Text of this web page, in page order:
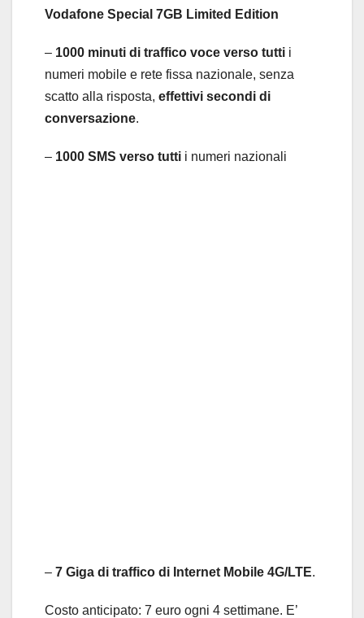
Vodafone Special 7GB Limited Edition
– 1000 minuti di traffico voce verso tutti i
numeri mobile e rete fissa nazionale, senza
scatto alla risposta, effettivi secondi di
conversazione.
– 1000 SMS verso tutti i numeri nazionali
– 7 Giga di traffico di Internet Mobile 4G/LTE.
Costo anticipato: 7 euro ogni 4 settimane. E’